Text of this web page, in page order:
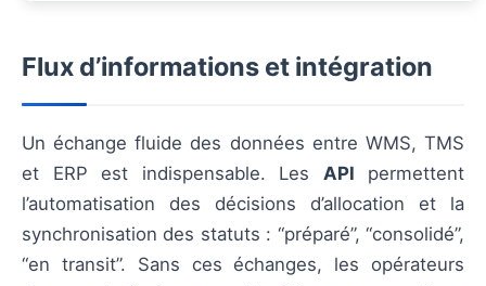
Flux d’informations et intégration
Un échange fluide des données entre WMS, TMS
et ERP est indispensable. Les API permettent
l’automatisation des décisions d’allocation et la
synchronisation des statuts : “préparé”, “consolidé”,
“en transit”. Sans ces échanges, les opérateurs